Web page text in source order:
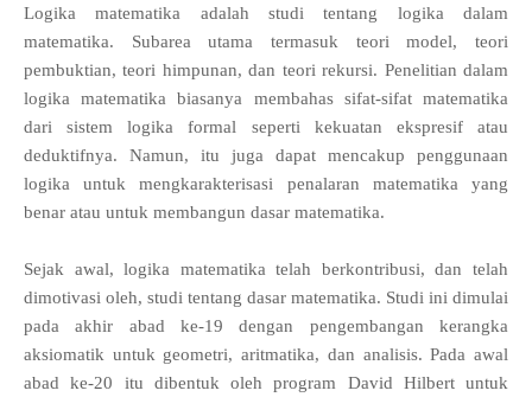
Logika matematika adalah studi tentang logika dalam
matematika. Subarea utama termasuk teori model, teori
pembuktian, teori himpunan, dan teori rekursi. Penelitian dalam
logika matematika biasanya membahas sifat-sifat matematika
dari sistem logika formal seperti kekuatan ekspresif atau
deduktifnya. Namun, itu juga dapat mencakup penggunaan
logika untuk mengkarakterisasi penalaran matematika yang
benar atau untuk membangun dasar matematika.
Sejak awal, logika matematika telah berkontribusi, dan telah
dimotivasi oleh, studi tentang dasar matematika. Studi ini dimulai
pada akhir abad ke-19 dengan pengembangan kerangka
aksiomatik untuk geometri, aritmatika, dan analisis. Pada awal
abad ke-20 itu dibentuk oleh program David Hilbert untuk